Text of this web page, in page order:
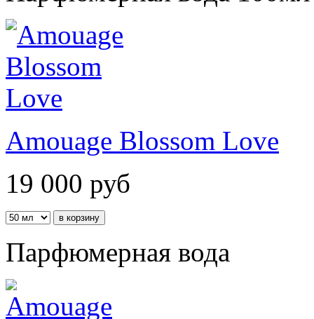
Amouage Blossom Love
19 000 руб
Парфюмерная вода